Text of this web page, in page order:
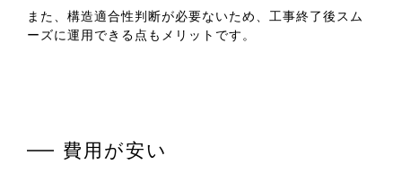
また、構造適合性判断が必要ないため、工事終了後スム
ーズに運用できる点もメリットです。
費用が安い